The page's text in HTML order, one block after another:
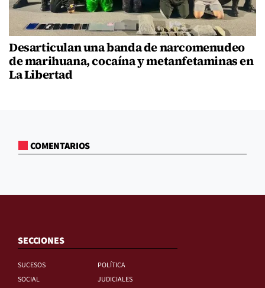
Desarticulan una banda de narcomenudeo
de marihuana, cocaína y metanfetaminas en
La Libertad
COMENTARIOS
SECCIONES
SUCESOS
POLÍTICA
SOCIAL
JUDICIALES